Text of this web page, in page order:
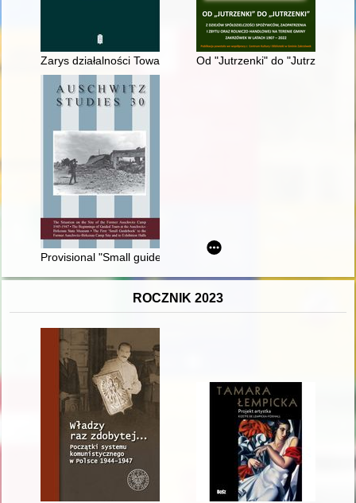
Zarys działalności Towarzystwa Dobroczynności w Koninie w
Od "Jutrzenki" do "Jutrzenki" :
Provisional "Small guidebook" to the former Auschwitz-
ROCZNIK 2023